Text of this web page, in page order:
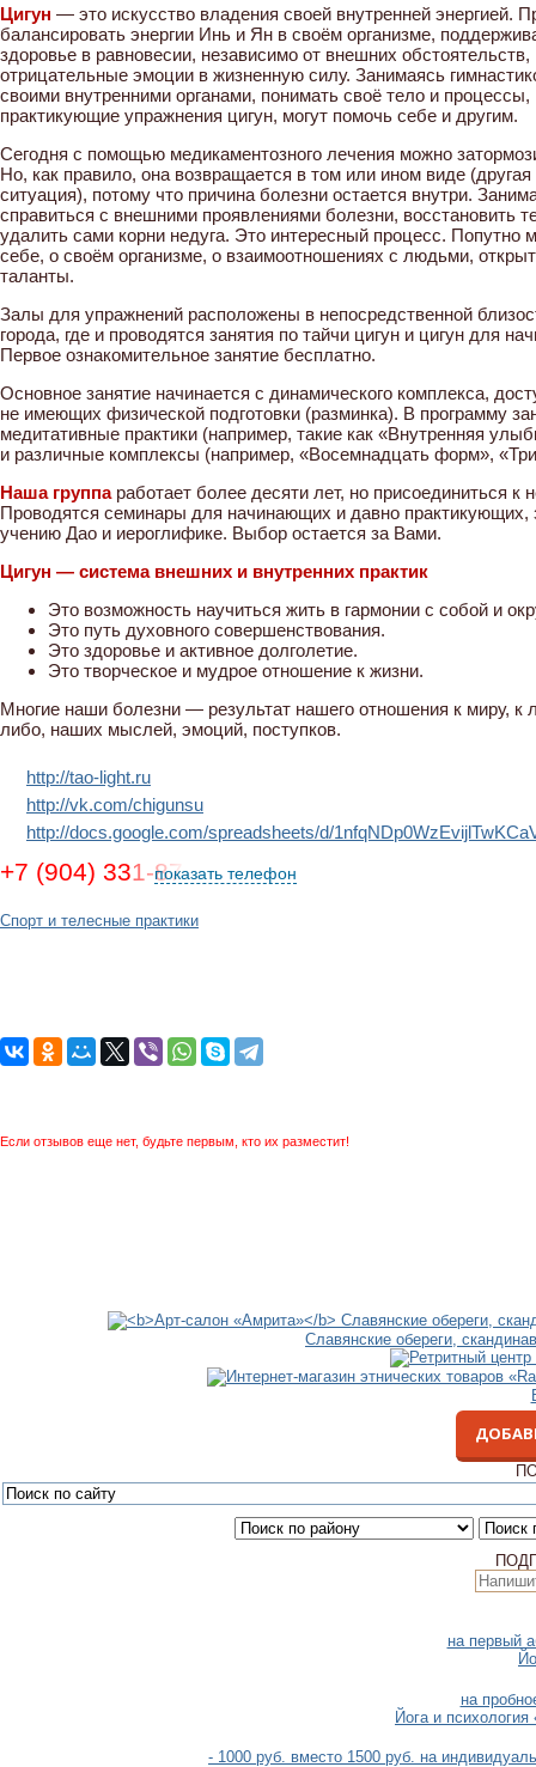
Цигун — это искусство владения своей внутренней энергией.
балансировать энергии Инь и Ян в своём организме,
здоровье в равновесии, независимо от внешних
отрицательные эмоции в жизненную силу. Занимаясь
своими внутренними органами, понимать своё тело и
практикующие упражнения цигун, могут помочь себе и другим.
Сегодня с помощью медикаментозного лечения можно
Но, как правило, она возвращается в том или ином виде
ситуация), потому что причина болезни остается внутри.
справиться с внешними проявлениями болезни, восстановить
удалить сами корни недуга. Это интересный процесс. Попутно
себе, о своём организме, о взаимоотношениях с людьми,
таланты.
Залы для упражнений расположены в непосредственной
города, где и проводятся занятия по тайчи цигун и цигун для
Первое ознакомительное занятие бесплатно.
Основное занятие начинается с динамического комплекса,
не имеющих физической подготовки (разминка). В программу
медитативные практики (например, такие как «Внутренняя
и различные комплексы (например, «Восемнадцать форм»,
Наша группаработает более десяти лет, но присоединиться к
Проводятся семинары для начинающих и давно практикующих,
учению Дао и иероглифике. Выбор остается за Вами.
Цигун — система внешних и внутренних практик
Это возможность научиться жить в гармонии с собой и
Это путь духовного совершенствования.
Это здоровье и активное долголетие.
Это творческое и мудрое отношение к жизни.
Многие наши болезни — результат нашего отношения к миру, к
либо, наших мыслей, эмоций, поступков.
http://tao-light.ru
http://vk.com/chigunsu
http://docs.google.com/spreadsheets/d/
+7 (904) 331-87-44, (921) 785-04-75
показать телефон
Спорт и телесные практики
Если отзывов еще нет, будьте первым, кто их разместит!
Славянские обереги,
на первый
на
Йога и
- 1000 руб. вместо 1500 руб. на